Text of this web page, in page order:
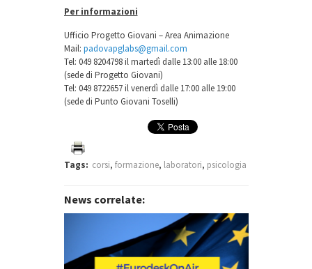
Per informazioni
Ufficio Progetto Giovani – Area Animazione
Mail: padovapglabs@gmail.com
Tel: 049 8204798 il martedì dalle 13:00 alle 18:00
(sede di Progetto Giovani)
Tel: 049 8722657 il venerdì dalle 17:00 alle 19:00
(sede di Punto Giovani Toselli)
Tags: corsi, formazione, laboratori, psicologia
News correlate: